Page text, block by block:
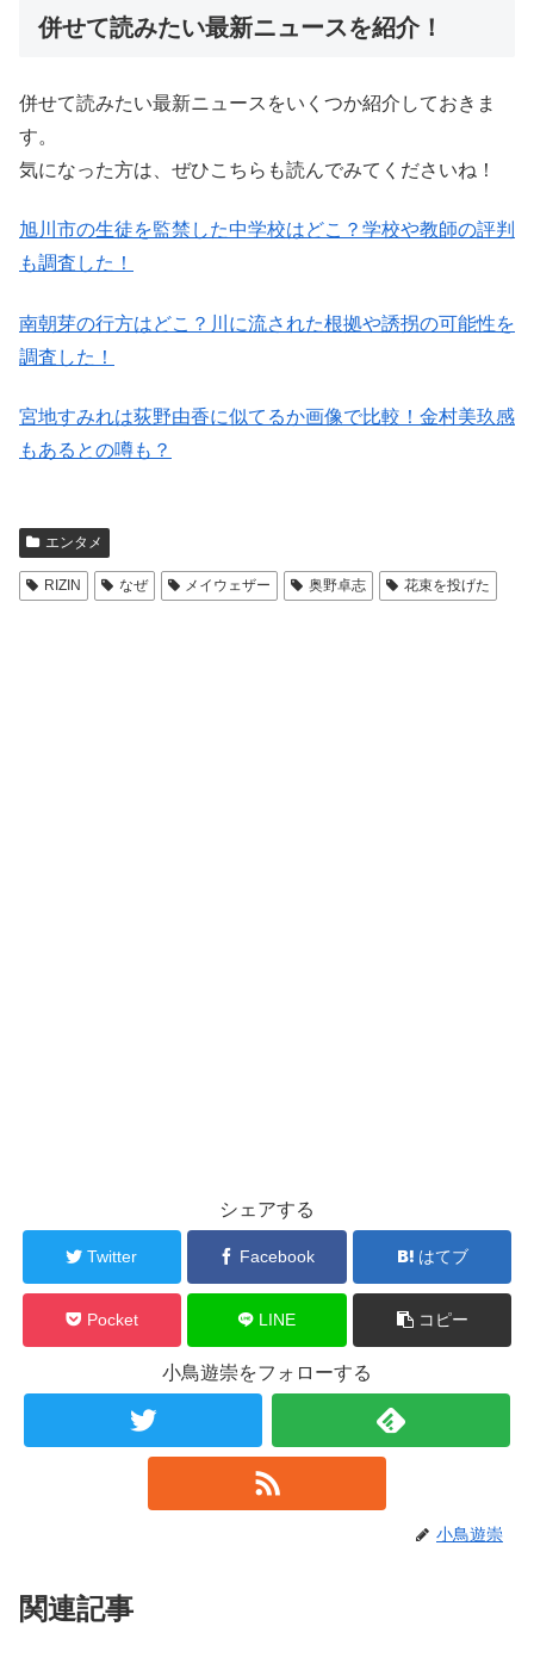
併せて読みたい最新ニュースを紹介！
併せて読みたい最新ニュースをいくつか紹介しておきま
す。
気になった方は、ぜひこちらも読んでみてくださいね！
旭川市の生徒を監禁した中学校はどこ？学校や教師の評判
も調査した！
南朝芽の行方はどこ？川に流された根拠や誘拐の可能性を
調査した！
宮地すみれは荻野由香に似てるか画像で比較！金村美玖感
もあるとの噂も？
エンタメ
RIZIN なぜ メイウェザー 奥野卓志 花束を投げた
シェアする
Twitter Facebook はてブ
Pocket LINE コピー
小鳥遊崇をフォローする
小鳥遊崇
関連記事